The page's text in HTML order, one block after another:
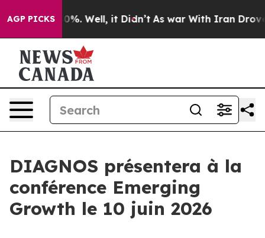
AGP PICKS40%. Well, it Didn’t As war With Iran Drove
DIAGNOS présentera à la
conférence Emerging
Growth le 10 juin 2026